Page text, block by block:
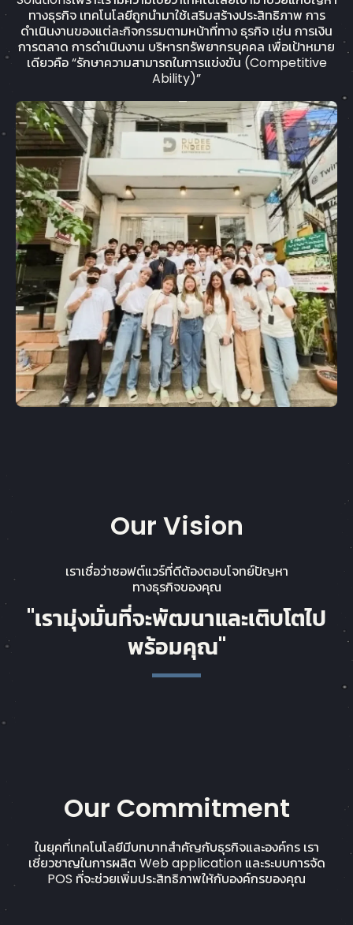
ทางธุรกิจ เทคโนโลยีถูกนำมาใช้เสริมสร้างประสิทธิภาพ การ
ดำเนินงานของแต่ละกิจกรรมตามหน้าที่ทาง ธุรกิจ เช่น การเงิน
การตลาด การดำเนินงาน บริหารทรัพยากรบุคคล เพื่อเป้าหมาย
เดียวคือ “รักษาความสามารถในการแข่งขัน (Competitive
Ability)”
Our Vision
เราเชื่อว่าซอฟต์แวร์ที่ดีต้องตอบโจทย์ปัญหา
ทางธุรกิจของคุณ
"เรามุ่งมั่นที่จะพัฒนาและเติบโตไป
พร้อมคุณ"
Our Commitment
ในยุคที่เทคโนโลยีมีบทบาทสำคัญกับธุรกิจและองค์กร เรา
เชี่ยวชาญในการผลิต Web application และระบบการจัด
POS ที่จะช่วยเพิ่มประสิทธิภาพให้กับองค์กรของคุณ